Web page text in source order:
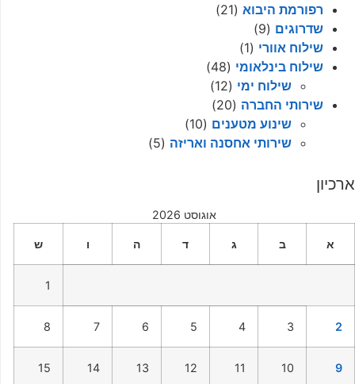
רפורמת היבוא (21)
שדרוגים (9)
שילוח אוורי (1)
שילוח בינלאומי (48)
שילוח ימי (12)
שירותי החברה (20)
שינוע מטענים (10)
שירותי אחסנה ואריזה (5)
ארכיון
אוגוסט 2026
א ב ג ד ה ו ש
1
2
3
4
5
6
7
8
9
10
11
12
13
14
15